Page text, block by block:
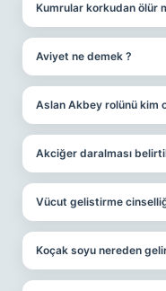
Kumrular korkudan ölür
Aviyet ne demek ?
Aslan Akbey rolünü kim
Akciğer daralması
Vücut gelistirme
Koçak soyu nereden